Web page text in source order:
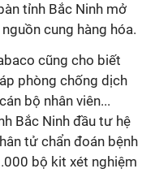
tỉnh Bắc Ninh mở
cung hàng hóa.
cũng cho biết
phòng chống dịch
bộ nhân viên...
Bắc Ninh đầu tư hệ
tử chẩn đoán bệnh
bộ kit xét nghiệm